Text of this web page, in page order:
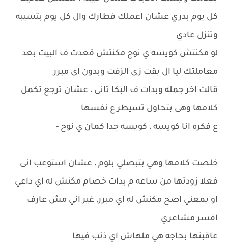
كل يوم بدري عشان اعملك فطارك وال كل يوم بتسيبه
وتنزل عادي
لو مكنتش كويسه ي نوح مكنتش قعدت ف البيت بعد
معاملتك ليا ال بقت زى الزفت وبدون اى مبرر
قالت اخر جمله وبدات ف البكا تانى ، عشان ترجع تكمل
كلامها وهى بتحاول تسيطر ع نفسها
ع فكره انا كويسه ، كويسه جدا كمان ي نوح -
خلصت كلامها وهي بتبصلي بلوم ، عشان استوعب انى
فعلا زودتها من ساعه م بدات خصام مكنش له اي داعي
او بمعني اصح مكنش له اي مبرر، غير اني مش عارف
افسر مشاعري
عاقبتها بحاجه هي ملهاش اي ذنب فيها